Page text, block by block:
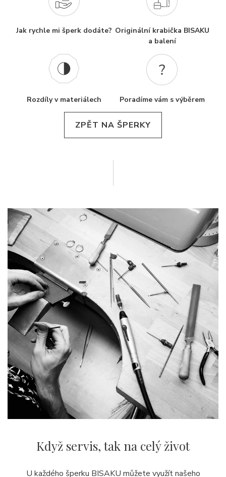
Jak rychle mi šperk dodáte? Originální krabička BISAKU
a balení
Rozdíly v materiálech Poradíme vám s výběrem
ZPĚT NA ŠPERKY
Když servis,tak na celý život
U každého šperku BISAKU můžete využít našeho